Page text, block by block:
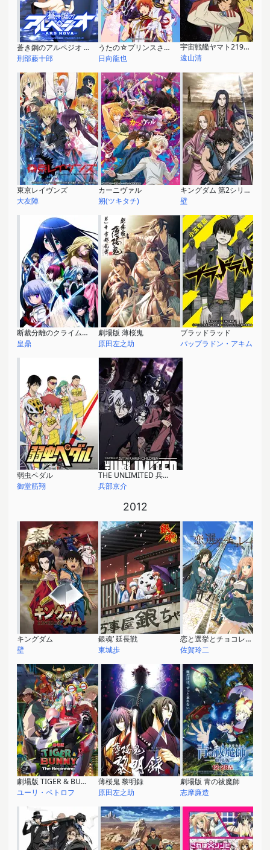
蒼き鋼のアルペジオ -アルス･ノヴァ-
刑部藤十郎
うたの☆プリンスさまっ♪ マジLOVE2000％
日向龍也
宇宙戦艦ヤマト2199 (TVシリーズ)
遠山清
東京レイヴンズ
大友陣
カーニヴァル
朔(ツキタチ)
キングダム 第2シリーズ
壁
断裁分離のクライムエッジ
皇鼎
劇場版 薄桜鬼
原田左之助
ブラッドラッド
パップラドン・アキム
弱虫ペダル
御堂筋翔
THE UNLIMITED 兵部京介
兵部京介
2012
キングダム
壁
銀魂’ 延長戦
東城歩
恋と選挙とチョコレート
佐賀玲二
劇場版 TIGER & BUNNY -The Beginning-
ユーリ・ペトロフ
薄桜鬼 黎明録
原田左之助
劇場版 青の祓魔師
志摩廉造